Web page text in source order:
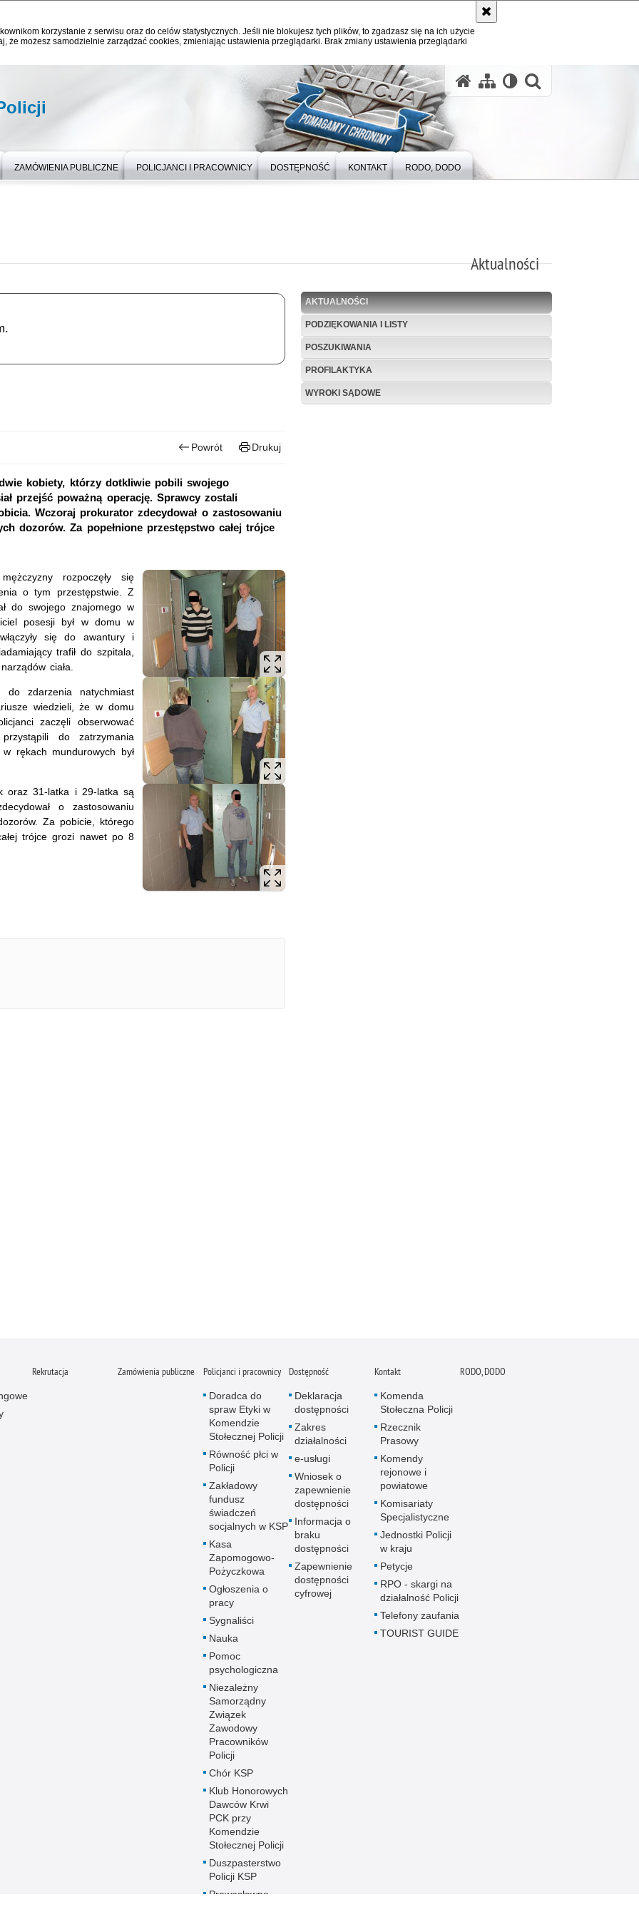
korzystanie z serwisu oraz do celów statystycznych. Jeśli nie blokujesz tych plików, to zgadzasz się na ich użycie
że możesz samodzielnie zarządzać cookies, zmieniając ustawienia przeglądarki. Brak zmiany ustawienia przeglądarki
ZAMÓWIENIA PUBLICZNE POLICJANCI I PRACOWNICY DOSTĘPNOŚĆ KONTAKT RODO, DODO
Aktualności
Powrót Drukuj
kobiety, którzy dotkliwie pobili swojego
przejść poważną operację. Sprawcy zostali
Wczoraj prokurator zdecydował o zastosowaniu
dozorów. Za popełnione przestępstwo całej trójce
rozpoczęły się
o tym przestępstwie. Z
do swojego znajomego w
posesji był w domu w
się do awantury i
trafił do szpitala,
ciała.
zdarzenia natychmiast
wiedzieli, że w domu
zaczęli obserwować
do zatrzymania
rękach mundurowych był
oraz 31-latka i 29-latka są
o zastosowaniu
Za pobicie, którego
trójce grozi nawet po 8
AKTUALNOŚCI
PODZIĘKOWANIA I LISTY
POSZUKIWANIA
PROFILAKTYKA
WYROKI SĄDOWE
Rekrutacja Zamówienia publiczne Policjanci i pracownicy
Doradca do
spraw Etyki w
Komendzie
Stołecznej Policji
Równość płci w
Policji
Zakładowy
fundusz
świadczeń
socjalnych w KSP
Kasa
Zapomogowo-
Pożyczkowa
Ogłoszenia o
pracy
Sygnaliści
Nauka
Pomoc
psychologiczna
Niezależny
Samorządny
Związek
Zawodowy
Pracowników
Policji
Chór KSP
Klub Honorowych
Dawców Krwi
PCK przy
Komendzie
Stołecznej Policji
Duszpasterstwo
Policji KSP
Prawosławne
Dostępność
Deklaracja
dostępności
Zakres
działalności
e-usługi
Wniosek o
zapewnienie
dostępności
Informacja o
braku
dostępności
Zapewnienie
dostępności
cyfrowej
Kontakt
Komenda
Stołeczna Policji
Rzecznik
Prasowy
Komendy
rejonowe i
powiatowe
Komisariaty
Specjalistyczne
Jednostki Policji
w kraju
Petycje
RPO - skargi na
działalność Policji
Telefony zaufania
TOURIST GUIDE
RODO, DODO